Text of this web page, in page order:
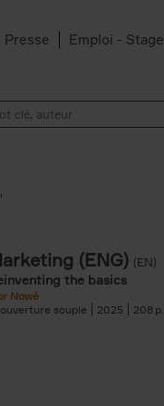
Presse Emploi - Stage
(ENG) (EN)
the basics
Nowé
souple
2025 208